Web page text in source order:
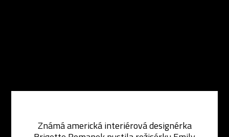
Známá americká interiérová designérka